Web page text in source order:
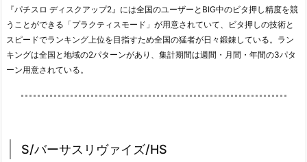
『パチスロ ディスクアップ2』には全国のユーザーとBIG中のビタ押し精度を競
うことができる「プラクティスモード」が用意されていて、ビタ押しの技術と
スピードでランキング上位を目指すため全国の猛者が日々鍛錬している。ラン
キングは全国と地域の2パターンがあり、集計期間は週間・月間・年間の3パタ
ーン用意されている。
S/バーサスリヴァイズ/HS